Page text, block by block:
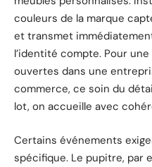
couleurs de la marque
et transmet
l’identité compte. Pour
ouvertes dans une
commerce, ce soin du
lot, on accueille avec
Certains événements
spécifique. Le pupitre, par